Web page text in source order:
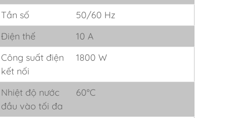
Tần số
50/60 Hz
Điện thế
10 A
Công suất điện
kết nối
1800 W
Nhiệt độ nước
đầu vào tối đa
60°C